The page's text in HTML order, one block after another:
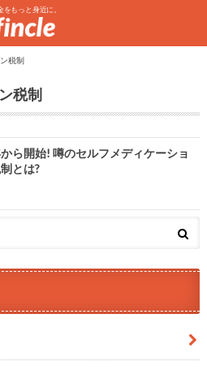
をもっと身近に。
税制
税制
ら開始! 噂のセルフメディケーショ
とは?